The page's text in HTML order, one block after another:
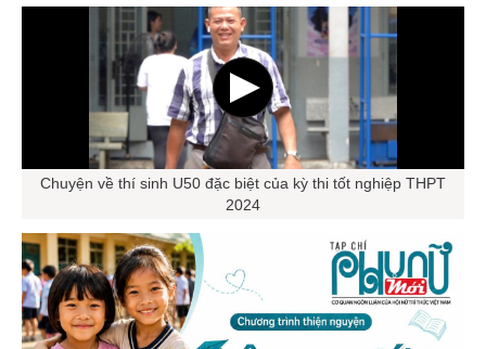
Chuyện về thí sinh U50 đặc biệt của kỳ thi tốt nghiệp THPT
2024